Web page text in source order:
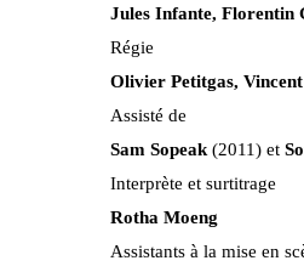
Jules Infante, Florentin
Régie
Olivier Petitgas,
Assisté de
Sam Sopeak(2011) et
Interprète et surtitrage
Rotha Moeng
Assistants à la mise en